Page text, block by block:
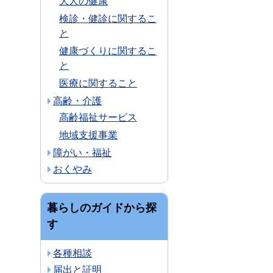
検診・健診に関するこ
と
健康づくりに関するこ
と
医療に関すること
高齢・介護
高齢福祉サービス
地域支援事業
障がい・福祉
おくやみ
暮らしのガイドから探
す
各種相談
届出と証明